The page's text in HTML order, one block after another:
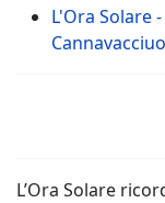
L'Ora Solare
L’Ora Solare